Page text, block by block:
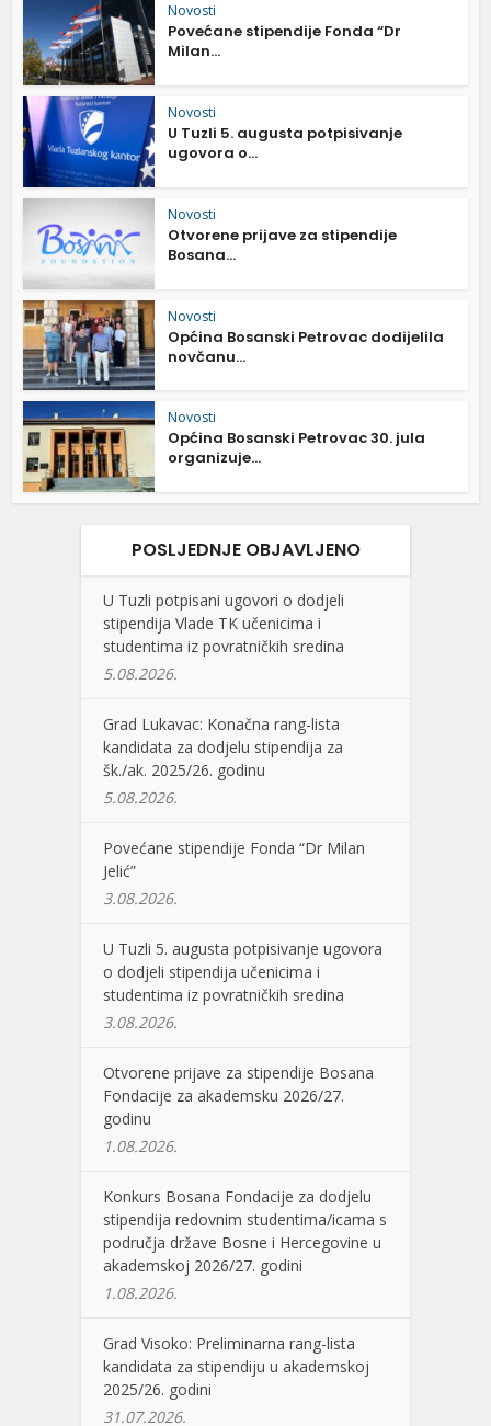
Novosti
Povećane stipendije Fonda “Dr
Milan...
Novosti
U Tuzli 5. augusta potpisivanje
ugovora o...
Novosti
Otvorene prijave za stipendije
Bosana...
Novosti
Općina Bosanski Petrovac dodijelila
novčanu...
Novosti
Općina Bosanski Petrovac 30. jula
organizuje...
POSLJEDNJE OBJAVLJENO
U Tuzli potpisani ugovori o dodjeli
stipendija Vlade TK učenicima i
studentima iz povratničkih sredina
5.08.2026.
Grad Lukavac: Konačna rang-lista
kandidata za dodjelu stipendija za
šk./ak. 2025/26. godinu
5.08.2026.
Povećane stipendije Fonda “Dr Milan
Jelić”
3.08.2026.
U Tuzli 5. augusta potpisivanje ugovora
o dodjeli stipendija učenicima i
studentima iz povratničkih sredina
3.08.2026.
Otvorene prijave za stipendije Bosana
Fondacije za akademsku 2026/27.
godinu
1.08.2026.
Konkurs Bosana Fondacije za dodjelu
stipendija redovnim studentima/icama s
područja države Bosne i Hercegovine u
akademskoj 2026/27. godini
1.08.2026.
Grad Visoko: Preliminarna rang-lista
kandidata za stipendiju u akademskoj
2025/26. godini
31.07.2026.